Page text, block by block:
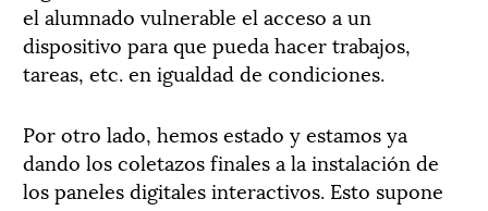
el alumnado vulnerable el acceso a un
dispositivo para que pueda hacer trabajos,
tareas, etc. en igualdad de condiciones.
Por otro lado, hemos estado y estamos ya
dando los coletazos finales a la instalación de
los paneles digitales interactivos. Esto supone